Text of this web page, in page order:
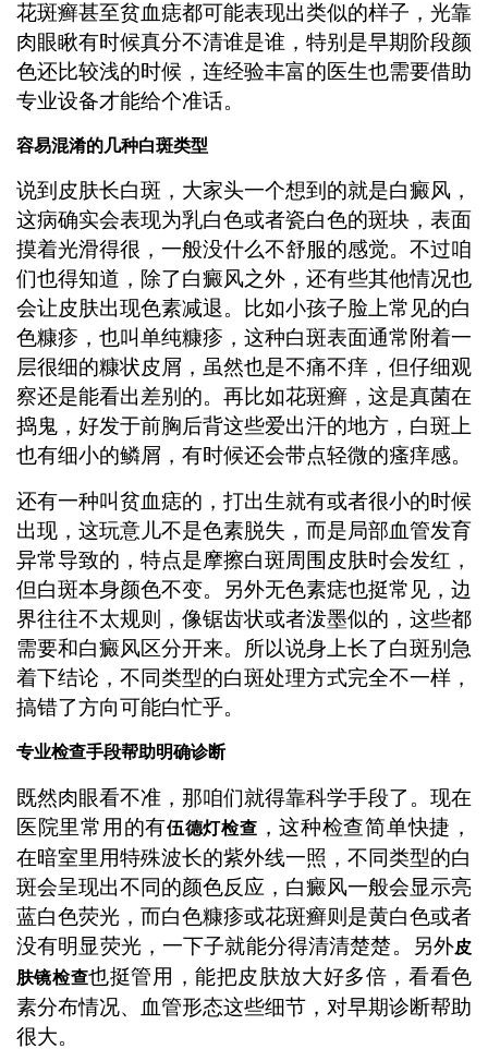
花斑癣甚至贫血痣都可能表现出类似的样子，光靠
肉眼瞅有时候真分不清谁是谁，特别是早期阶段颜
色还比较浅的时候，连经验丰富的医生也需要借助
专业设备才能给个准话。
容易混淆的几种白斑类型
说到皮肤长白斑，大家头一个想到的就是白癜风，
这病确实会表现为乳白色或者瓷白色的斑块，表面
摸着光滑得很，一般没什么不舒服的感觉。不过咱
们也得知道，除了白癜风之外，还有些其他情况也
会让皮肤出现色素减退。比如小孩子脸上常见的白
色糠疹，也叫单纯糠疹，这种白斑表面通常附着一
层很细的糠状皮屑，虽然也是不痛不痒，但仔细观
察还是能看出差别的。再比如花斑癣，这是真菌在
捣鬼，好发于前胸后背这些爱出汗的地方，白斑上
也有细小的鳞屑，有时候还会带点轻微的瘙痒感。
还有一种叫贫血痣的，打出生就有或者很小的时候
出现，这玩意儿不是色素脱失，而是局部血管发育
异常导致的，特点是摩擦白斑周围皮肤时会发红，
但白斑本身颜色不变。另外无色素痣也挺常见，边
界往往不太规则，像锯齿状或者泼墨似的，这些都
需要和白癜风区分开来。所以说身上长了白斑别急
着下结论，不同类型的白斑处理方式完全不一样，
搞错了方向可能白忙乎。
专业检查手段帮助明确诊断
既然肉眼看不准，那咱们就得靠科学手段了。现在
医院里常用的有伍德灯检查 ，这种检查简单快捷，
在暗室里用特殊波长的紫外线一照，不同类型的白
斑会呈现出不同的颜色反应，白癜风一般会显示亮
蓝白色荧光，而白色糠疹或花斑癣则是黄白色或者
没有明显荧光，一下子就能分得清清楚楚。另外皮
肤镜检查也挺管用，能把皮肤放大好多倍，看看色
素分布情况、血管形态这些细节，对早期诊断帮助
很大。